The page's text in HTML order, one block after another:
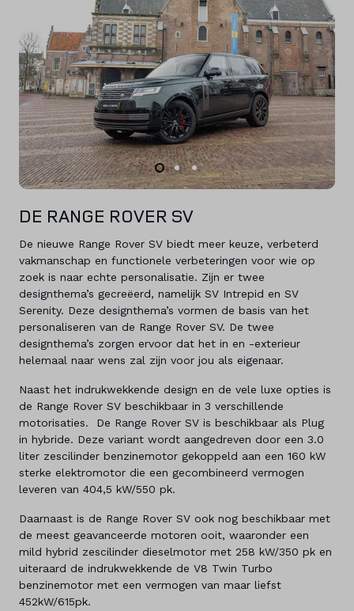
DE RANGE ROVER SV
De nieuwe Range Rover SV biedt meer keuze, verbeterd
vakmanschap en functionele verbeteringen voor wie op
zoek is naar echte personalisatie. Zijn er twee
designthema’s gecreëerd, namelijk SV Intrepid en SV
Serenity. Deze designthema’s vormen de basis van het
personaliseren van de Range Rover SV. De twee
designthema’s zorgen ervoor dat het in en -exterieur
helemaal naar wens zal zijn voor jou als eigenaar.
Naast het indrukwekkende design en de vele luxe opties is
de Range Rover SV beschikbaar in 3 verschillende
motorisaties. De Range Rover SV is beschikbaar als Plug
in hybride. Deze variant wordt aangedreven door een 3.0
liter zescilinder benzinemotor gekoppeld aan een 160 kW
sterke elektromotor die een gecombineerd vermogen
leveren van 404,5 kW/550 pk.
Daarnaast is de Range Rover SV ook nog beschikbaar met
de meest geavanceerde motoren ooit, waaronder een
mild hybrid zescilinder dieselmotor met 258 kW/350 pk en
uiteraard de indrukwekkende de V8 Twin Turbo
benzinemotor met een vermogen van maar liefst
452kW/615pk.